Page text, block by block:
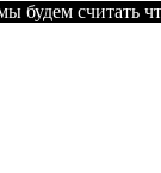
считать